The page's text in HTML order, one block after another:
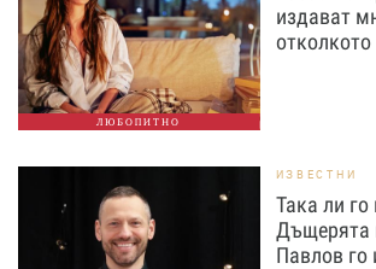
ЛЮБОПИТНО
издават
ИЗВЕСТНИ
Така ли го
Дъщерята
Павлов го